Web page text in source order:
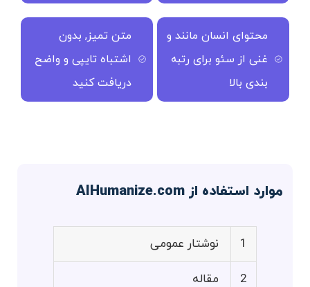
محتوای انسان مانند و
غنی از سئو برای رتبه
بندی بالا
متن تمیز, بدون
اشتباه تایپی و واضح
دریافت کنید
موارد استفاده از AIHumanize.com
1 نوشتار عمومی
2 مقاله